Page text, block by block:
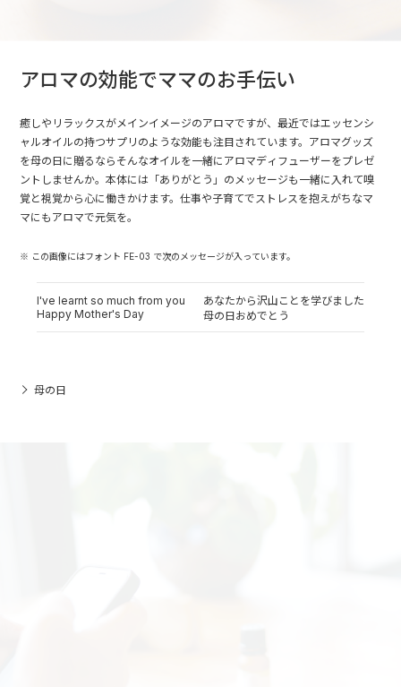
アロマの効能でママのお手伝い
癒しやリラックスがメインイメージのアロマですが、最近ではエッセンシ
ャルオイルの持つサプリのような効能も注目されています。アロマグッズ
を母の日に贈るならそんなオイルを一緒にアロマディフューザーをプレゼ
ントしませんか。本体には「ありがとう」のメッセージも一緒に入れて嗅
覚と視覚から心に働きかけます。仕事や子育てでストレスを抱えがちなマ
マにもアロマで元気を。
※ この画像にはフォント FE-03 で次のメッセージが入っています。
I've learnt so much from you
Happy Mother's Day
あなたから沢山ことを学びました
母の日おめでとう
母の日